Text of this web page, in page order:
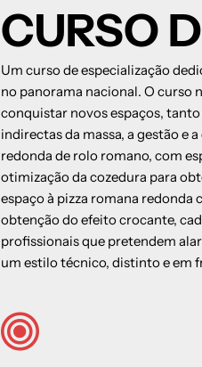
elementos: hidratos de
humidade, minerais e
Indicações sobre o saco
Equipamentos de
qualidade da farinha, o W
Importância dos
massa e a segurança da
Processos de
massa: diferenças
Reação de Maillard e
Métodos de amasado com
– Utensilios de trabajo
– Amasadoras
CURSO
Um curso de especialização
no panorama nacional. O curso
conquistar novos espaços,
indirectas da massa, a gestão e
redonda de rolo romano, com
otimização da cozedura para
espaço à pizza romana redonda
obtenção do efeito crocante,
profissionais que pretendem
um estilo técnico, distinto e em